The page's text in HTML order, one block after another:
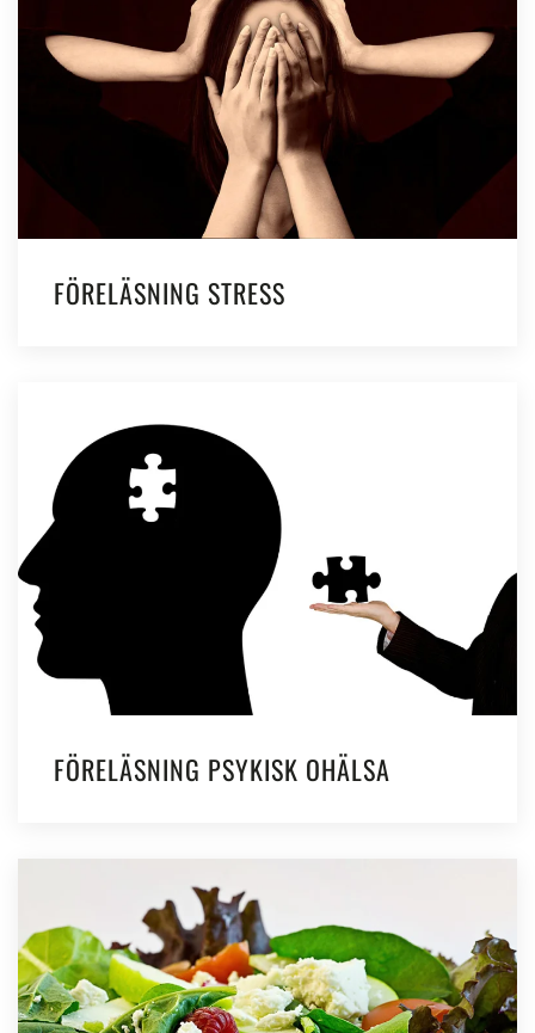
FÖRELÄSNING STRESS
FÖRELÄSNING PSYKISK OHÄLSA